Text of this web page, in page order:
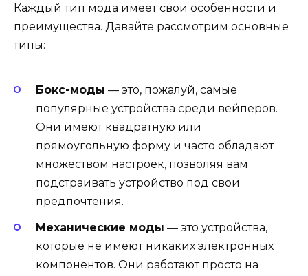
Каждый тип мода имеет свои особенности и
преимущества. Давайте рассмотрим основные
типы:
Бокс-моды — это, пожалуй, самые
популярные устройства среди вейперов.
Они имеют квадратную или
прямоугольную форму и часто обладают
множеством настроек, позволяя вам
подстраивать устройство под свои
предпочтения.
Механические моды — это устройства,
которые не имеют никаких электронных
компонентов. Они работают просто на